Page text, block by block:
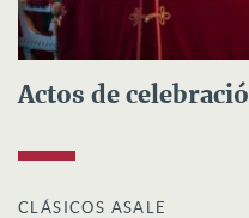
Actos de
CLÁSICOS ASALE